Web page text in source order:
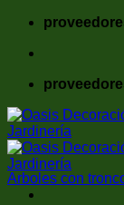
Saltar
contenido
Arboles con